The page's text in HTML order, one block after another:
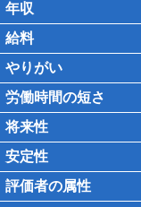
年収
給料
やりがい
労働時間の短さ
将来性
安定性
評価者の属性